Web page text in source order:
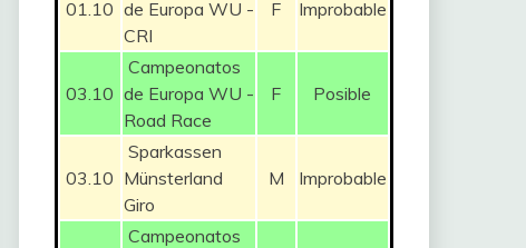
01.10 de Europa WU -
CRI
F Improbable
03.10
Campeonatos
de Europa WU -
Road Race
F Posible
03.10
Sparkassen
Münsterland
Giro
M Improbable
Campeonatos